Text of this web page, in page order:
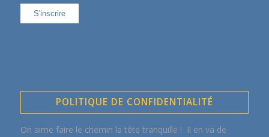
POLITIQUE DE CONFIDENTIALITÉ
On aime faire le chemin la tête tranquille ! Il en va de